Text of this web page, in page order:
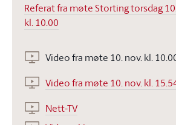
Referat fra møte Storting torsdag
kl. 10.00
Video fra møte 10. nov. kl.
Video fra møte 10. nov. kl.
Nett-TV